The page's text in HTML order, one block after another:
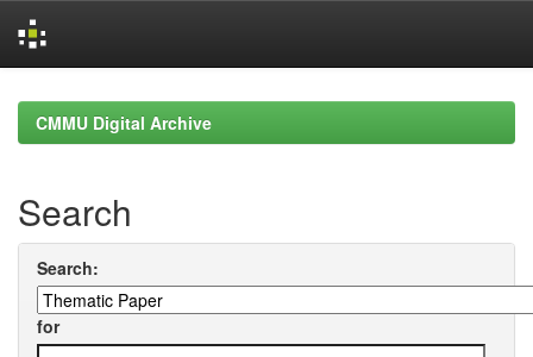
navigationCMMU Digital Archive
Search
Search:
for